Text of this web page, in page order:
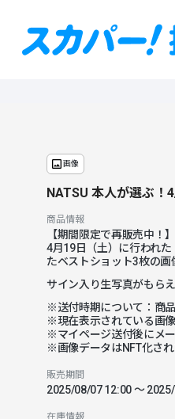
画像
NATSU 本人が選ぶ！
商品情報
【期間限定で再販売中！】
4月19日（土）に行われ
たベストショット3枚の画
サイン入り生写真がもら
※送付時期について：商
※現在表示されている画
※マイページ送付後にメ
※画像データはNFT化され
販売期間
2025/08/07 12:00 〜
在庫情報